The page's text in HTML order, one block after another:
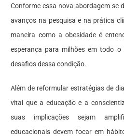
Conforme essa nova abordagem se
avanços na pesquisa e na prática
maneira como a obesidade é
esperança para milhões em todo
desafios dessa condição.
Além de reformular estratégias de
vital que a educação e a
suas implicações sejam
educacionais devem focar em